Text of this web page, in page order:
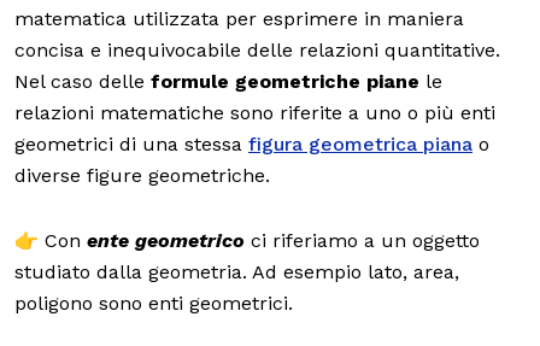
matematica utilizzata per esprimere in maniera
concisa e inequivocabile delle relazioni quantitative.
Nel caso delle formule geometriche piane le
relazioni matematiche sono riferite a uno o più enti
geometrici di una stessa figura geometrica piana o
diverse figure geometriche.
👉 Con ente geometrico ci riferiamo a un oggetto
studiato dalla geometria. Ad esempio lato, area,
poligono sono enti geometrici.